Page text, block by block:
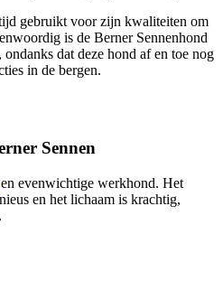
gebruikt voor zijn kwaliteiten om
is de Berner Sennenhond
dat deze hond af en toe nog
in de bergen.
Sennen
en evenwichtige werkhond. Het
en het lichaam is krachtig,